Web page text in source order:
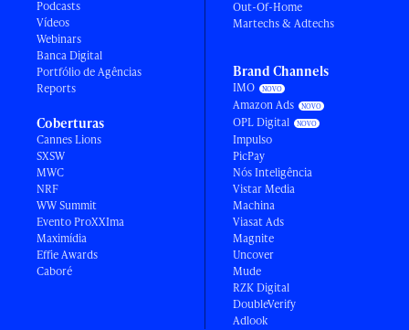
Podcasts
Vídeos
Webinars
Banca Digital
Portfólio de Agências
Reports
Coberturas
Cannes Lions
SXSW
MWC
NRF
WW Summit
Evento ProXXIma
Maximídia
Effie Awards
Caboré
Out-Of-Home
Martechs & Adtechs
Brand Channels
IMO
Amazon Ads
OPL Digital
Impulso
PicPay
Nós Inteligência
Vistar Media
Machina
Viasat Ads
Magnite
Uncover
Mude
RZK Digital
DoubleVerify
Adlook